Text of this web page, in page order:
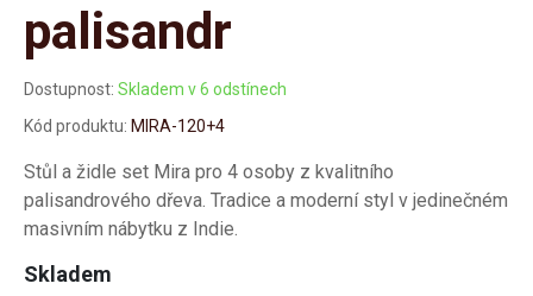
palisandr
Dostupnost: Skladem v 6 odstínech
Kód produktu: MIRA-120+4
Stůl a židle set Mira pro 4 osoby z kvalitního
palisandrového dřeva. Tradice a moderní styl v jedinečném
masivním nábytku z Indie.
Skladem